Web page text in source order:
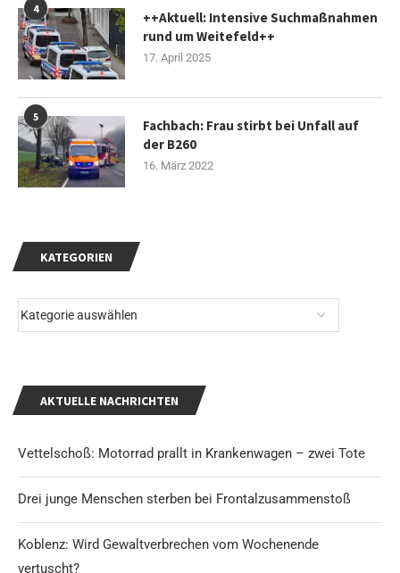
KATEGORIEN
AKTUELLE NACHRICHTEN
Vettelschoß: Motorrad prallt in Krankenwagen – zwei Tote
Drei junge Menschen sterben bei Frontalzusammenstoß
Koblenz: Wird Gewaltverbrechen vom Wochenende
vertuscht?
4
++Aktuell: Intensive Suchmaßnahmen
rund um Weitefeld++
17. April 2025
5
Fachbach: Frau stirbt bei Unfall auf
der B260
16. März 2022